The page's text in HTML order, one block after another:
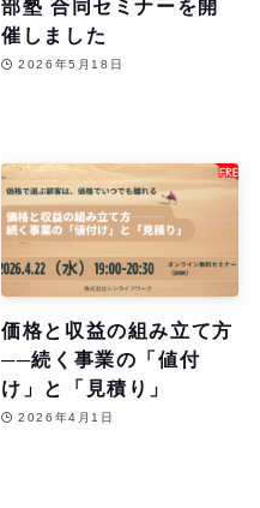
部塾 合同セミナーを開
催しました
2026年5月18日
価格と収益の組み立て方
──続く事業の「値付
け」と「見積り」
2026年4月1日